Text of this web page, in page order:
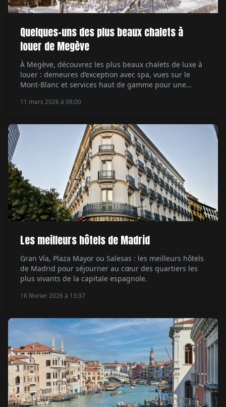
Quelques-uns des plus beaux chalets à
louer de Megève
À Megève, découvrez les plus beaux chalets de luxe à
louer : demeures d’exception avec spa, vues sur le
Mont-Blanc et services haut de gamme pour une
11 mars 2026 à 08:00
Les meilleurs hôtels de Madrid
Gran Vía, Plaza Mayor ou Salesas : les meilleurs hôtels
de Madrid pour séjourner au cœur des quartiers les
plus vivants de la capitale espagnole.
16 février 2026 à 13:37